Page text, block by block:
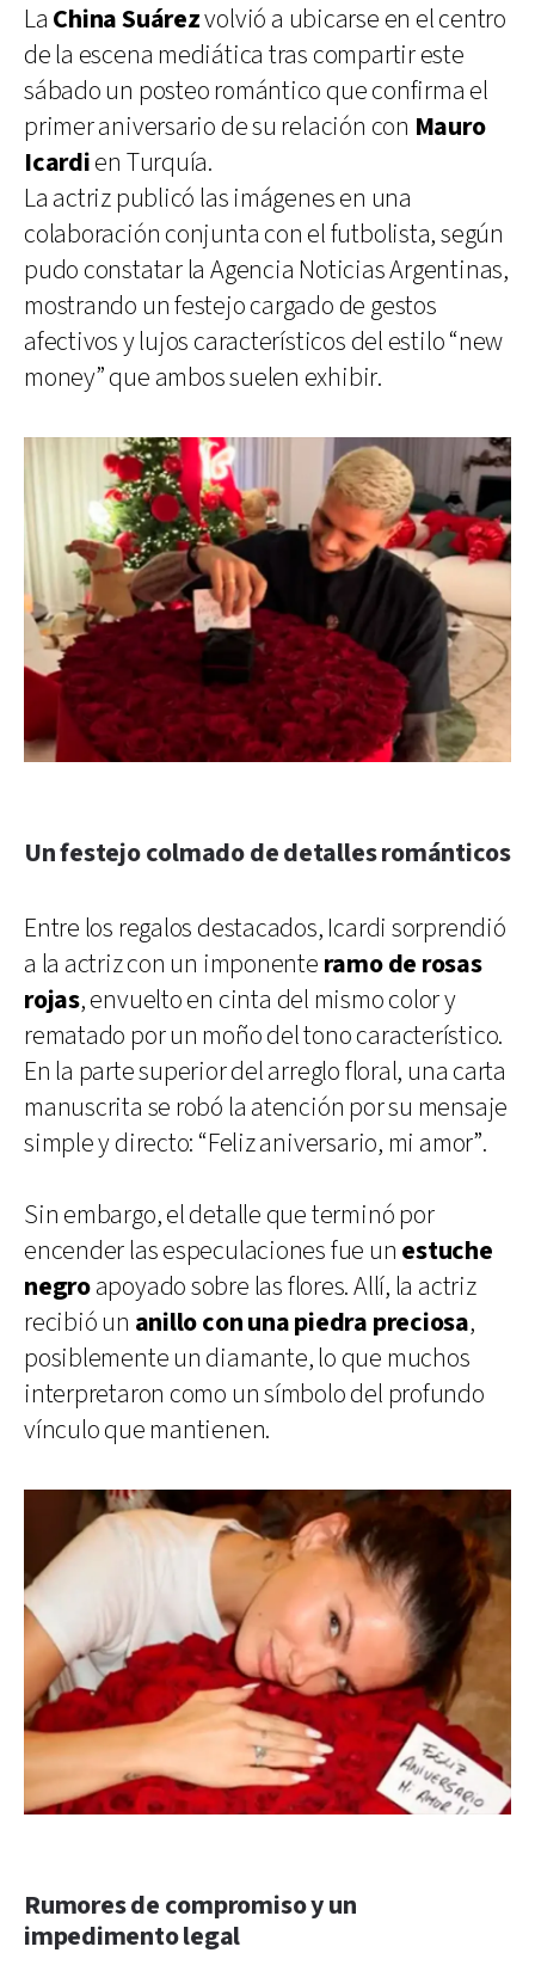
La China Suárezvolvió a ubicarse en el centro
de la escena mediática tras compartir este
sábado un posteo romántico que confirma el
primer aniversario de su relación con Mauro
Icardien Turquía.
La actriz publicó las imágenes en una
colaboración conjunta con el futbolista, según
pudo constatar la Agencia Noticias Argentinas,
mostrando un festejo cargado de gestos
afectivos y lujos característicos del estilo “new
money” que ambos suelen exhibir.
Un festejo colmado de detalles románticos
Entre los regalos destacados, Icardi sorprendió
a la actriz con un imponente ramo de rosas
rojas, envuelto en cinta del mismo color y
rematado por un moño del tono característico.
En la parte superior del arreglo floral, una carta
manuscrita se robó la atención por su mensaje
simple y directo: “Feliz aniversario, mi amor”.
Sin embargo, el detalle que terminó por
encender las especulaciones fue un estuche
negroapoyado sobre las flores. Allí, la actriz
recibió un anillo con una piedra preciosa,
posiblemente un diamante, lo que muchos
interpretaron como un símbolo del profundo
vínculo que mantienen.
Rumores de compromiso y un
impedimento legal